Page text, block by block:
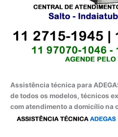
Assistência técnica para
de todos os modelos, técnicos
com atendimento a domicílio na